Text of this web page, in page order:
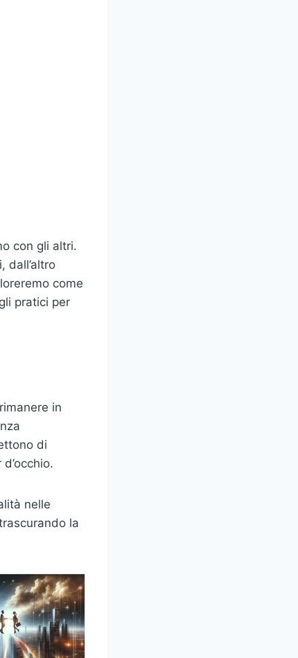
con gli altri.
dall’altro
come
pratici per
in
di
nelle
la